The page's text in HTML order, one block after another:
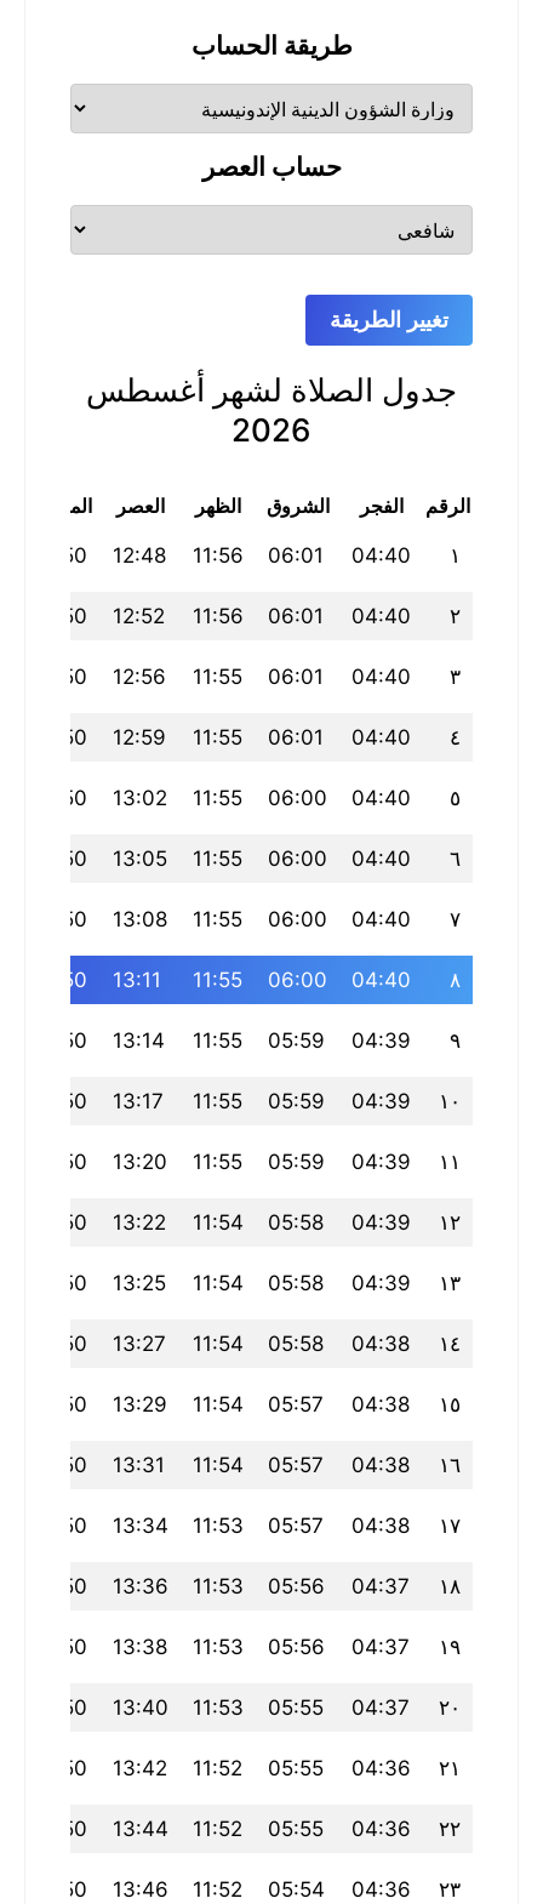
طريقة الحساب
حساب العصر
تغيير الطريقة
جدول الصلاة لشهر أغسطس
2026
الرقم الفجر الشروق الظهر العصر المغرب
١ 04:40
06:01
11:56
12:48
17:50
٢ 04:40
06:01
11:56
12:52
17:50
٣ 04:40
06:01
11:55
12:56
17:50
٤ 04:40
06:01
11:55
12:59
17:50
٥ 04:40
06:00
11:55
13:02
17:50
٦ 04:40
06:00
11:55
13:05
17:50
٧ 04:40
06:00
11:55
13:08
17:50
٨ 04:40
06:00
11:55
13:11
17:50
٩ 04:39
05:59
11:55
13:14
17:50
١٠ 04:39
05:59
11:55
13:17
17:50
١١ 04:39
05:59
11:55
13:20
17:50
١٢ 04:39
05:58
11:54
13:22
17:50
١٣ 04:39
05:58
11:54
13:25
17:50
١٤ 04:38
05:58
11:54
13:27
17:50
١٥ 04:38
05:57
11:54
13:29
17:50
١٦ 04:38
05:57
11:54
13:31
17:50
١٧ 04:38
05:57
11:53
13:34
17:50
١٨ 04:37
05:56
11:53
13:36
17:50
١٩ 04:37
05:56
11:53
13:38
17:50
٢٠ 04:37
05:55
11:53
13:40
17:50
٢١ 04:36
05:55
11:52
13:42
17:50
٢٢ 04:36
05:55
11:52
13:44
17:50
٢٣ 04:36
05:54
11:52
13:46
17:50